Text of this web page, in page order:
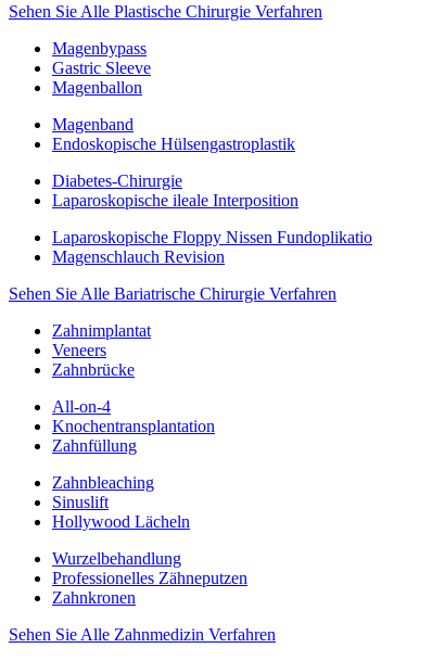
Sehen Sie Alle Plastische Chirurgie Verfahren
Magenbypass
Gastric Sleeve
Magenballon
Magenband
Endoskopische Hülsengastroplastik
Diabetes-Chirurgie
Laparoskopische ileale Interposition
Laparoskopische Floppy Nissen Fundoplikatio
Magenschlauch Revision
Sehen Sie Alle Bariatrische Chirurgie Verfahren
Zahnimplantat
Veneers
Zahnbrücke
All-on-4
Knochentransplantation
Zahnfüllung
Zahnbleaching
Sinuslift
Hollywood Lächeln
Wurzelbehandlung
Professionelles Zähneputzen
Zahnkronen
Sehen Sie Alle Zahnmedizin Verfahren